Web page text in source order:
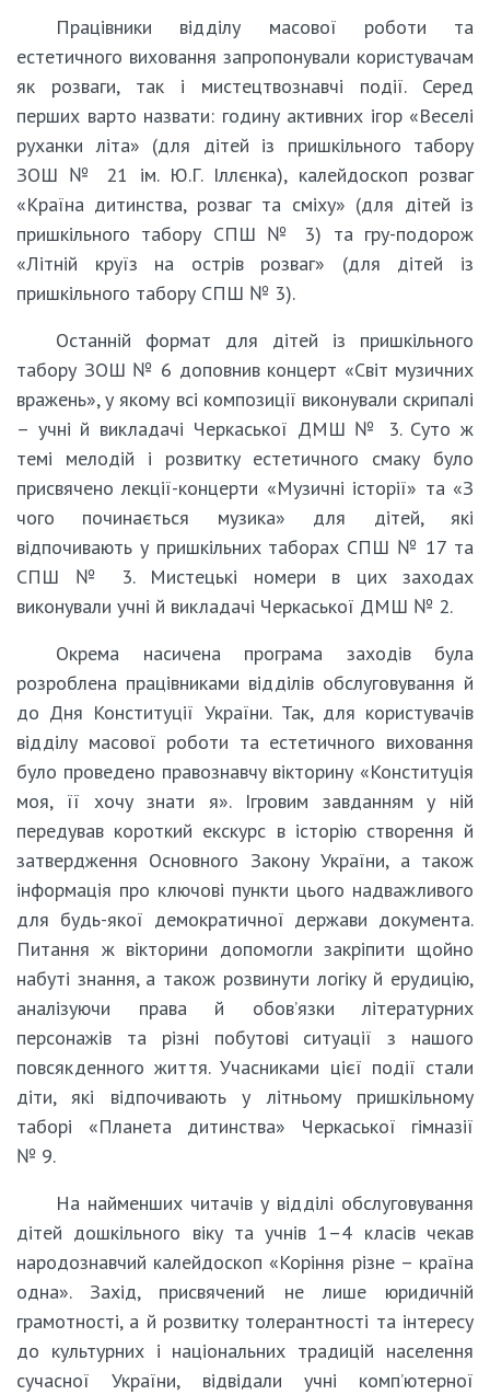
Працівники відділу масової роботи та
естетичного виховання запропонували користувачам
як розваги, так і мистецтвознавчі події. Серед
перших варто назвати: годину активних ігор «Веселі
руханки літа» (для дітей із пришкільного табору
ЗОШ № 21 ім. Ю.Г. Іллєнка), калейдоскоп розваг
«Країна дитинства, розваг та сміху» (для дітей із
пришкільного табору СПШ № 3) та гру-подорож
«Літній круїз на острів розваг» (для дітей із
пришкільного табору СПШ № 3).
Останній формат для дітей із пришкільного
табору ЗОШ № 6 доповнив концерт «Світ музичних
вражень», у якому всі композиції виконували скрипалі
– учні й викладачі Черкаської ДМШ № 3. Суто ж
темі мелодій і розвитку естетичного смаку було
присвячено лекції-концерти «Музичні історії» та «З
чого починається музика» для дітей, які
відпочивають у пришкільних таборах СПШ № 17 та
СПШ № 3. Мистецькі номери в цих заходах
виконували учні й викладачі Черкаської ДМШ № 2.
Окрема насичена програма заходів була
розроблена працівниками відділів обслуговування й
до Дня Конституції України. Так, для користувачів
відділу масової роботи та естетичного виховання
було проведено правознавчу вікторину «Конституція
моя, її хочу знати я». Ігровим завданням у ній
передував короткий екскурс в історію створення й
затвердження Основного Закону України, а також
інформація про ключові пункти цього надважливого
для будь-якої демократичної держави документа.
Питання ж вікторини допомогли закріпити щойно
набуті знання, а також розвинути логіку й ерудицію,
аналізуючи права й обов’язки літературних
персонажів та різні побутові ситуації з нашого
повсякденного життя. Учасниками цієї події стали
діти, які відпочивають у літньому пришкільному
таборі «Планета дитинства» Черкаської гімназії
№ 9.
На найменших читачів у відділі обслуговування
дітей дошкільного віку та учнів 1–4 класів чекав
народознавчий калейдоскоп «Коріння різне – країна
одна». Захід, присвячений не лише юридичній
грамотності, а й розвитку толерантності та інтересу
до культурних і національних традицій населення
сучасної України, відвідали учні комп’ютерної